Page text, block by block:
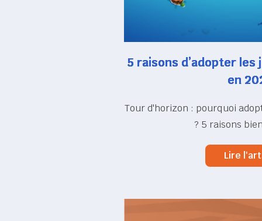
5 raisons d’adopter
en
Tour d'horizon : pourquoi
? 5 raisons
Lire